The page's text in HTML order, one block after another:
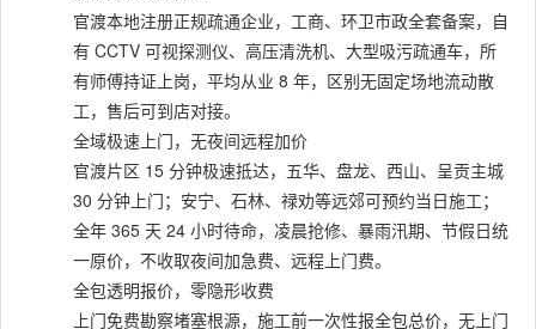
官渡本地注册正规疏通企业，工商、环卫市政全套备案，自
有 CCTV 可视探测仪、高压清洗机、大型吸污疏通车，所
有师傅持证上岗，平均从业 8 年，区别无固定场地流动散
工，售后可到店对接。
全域极速上门，无夜间远程加价
官渡片区 15 分钟极速抵达，五华、盘龙、西山、呈贡主城
30 分钟上门；安宁、石林、禄劝等远郊可预约当日施工；
全年 365 天 24 小时待命，凌晨抢修、暴雨汛期、节假日统
一原价，不收取夜间加急费、远程上门费。
全包透明报价，零隐形收费
上门免费勘察堵塞根源，施工前一次性报全包总价，无上门